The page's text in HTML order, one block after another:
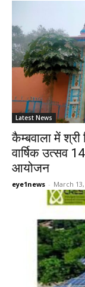
Latest News
कैम्बवाला में श्री
वार्षिक उत्सव
आयोजन
eye1news - March